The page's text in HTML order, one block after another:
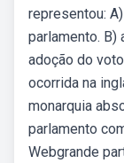
representou:
parlamento. B)
adoção do
ocorrida na
monarquia
parlamento
Webgrande